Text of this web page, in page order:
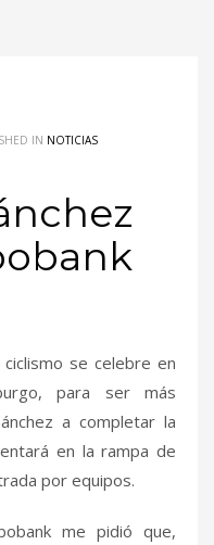
IN NOTICIAS
se celebre en
para ser más
a completar la
en la rampa de
por equipos.
me pidió que,